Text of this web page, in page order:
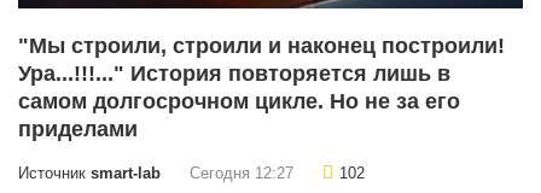
"Мы строили, строили и наконец построили!
Ура...!!!..." История повторяется лишь в
самом долгосрочном цикле. Но не за его
приделами
Источник smart-lab Сегодня 12:27 102